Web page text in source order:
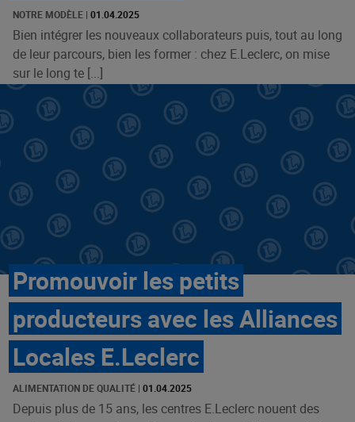
NOTRE MODÈLE | 01.04.2025
Bien intégrer les nouveaux collaborateurs puis, tout au long
de leur parcours, bien les former : chez E.Leclerc, on mise
sur le long te [...]
Promouvoir les petits
producteurs avec les Alliances
Locales E.Leclerc
ALIMENTATION DE QUALITÉ | 01.04.2025
Depuis plus de 15 ans, les centres E.Leclerc nouent des